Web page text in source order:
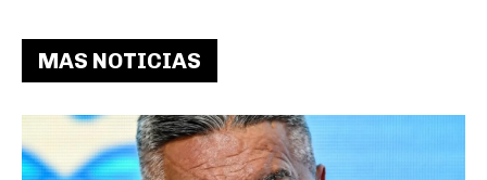
MAS NOTICIAS